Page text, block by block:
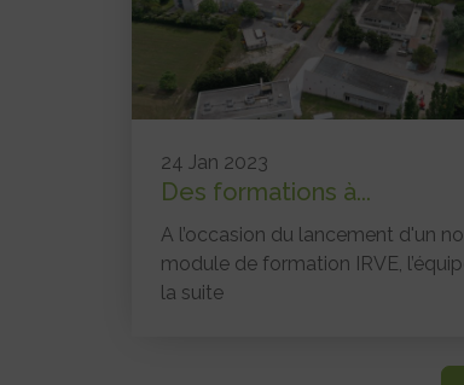
24 Jan 2023
Des formations à...
A l’occasion du lancement d'un
module de formation IRVE,
la suite